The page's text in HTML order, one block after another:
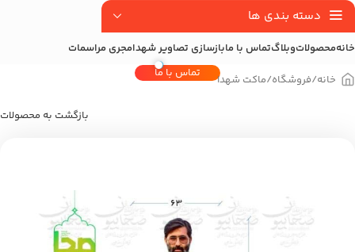
دسته بندی ها
خانهمحصولاتوبلاگتماس با مابازسازی تصاویر شهدامجری مراسمات
تماس با ما
خانه/فروشگاه/ماکت شهدا
بازگشت به محصولات